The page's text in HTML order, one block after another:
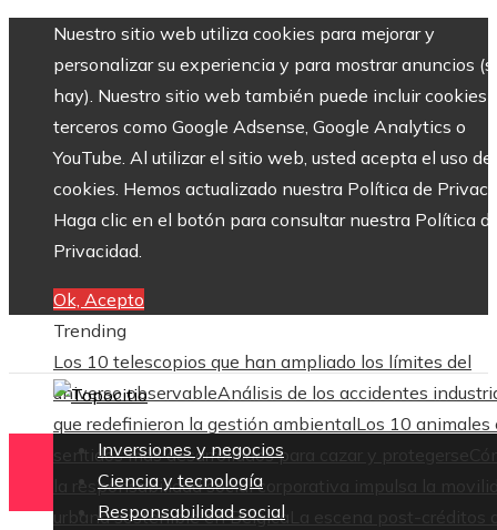
Nuestro sitio web utiliza cookies para mejorar y
personalizar su experiencia y para mostrar anuncios
hay). Nuestro sitio web también puede incluir cookies
terceros como Google Adsense, Google Analytics o
YouTube. Al utilizar el sitio web, usted acepta el uso de
cookies. Hemos actualizado nuestra Política de
Haga clic en el botón para consultar nuestra Política
Privacidad.
Ok, Acepto
Trending
Los 10 telescopios que han ampliado los límites del
universo observableAnálisis de los accidentes
que redefinieron la gestión ambientalLos 10 animales
sentidos más desarrollados para cazar y protegerse
la responsabilidad social corporativa impulsa la
urbana sostenible en Bélgica La escena post-créditos
Inversiones y negocios
Ciencia y tecnología
Responsabilidad social